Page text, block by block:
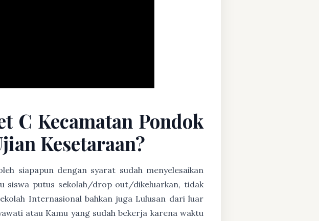
C Kecamatan Pondok
Kesetaraan?
siapapun dengan syarat sudah menyelesaikan
siswa putus sekolah/drop out/dikeluarkan, tidak
Internasional bahkan juga Lulusan dari luar
atau Kamu yang sudah bekerja karena waktu